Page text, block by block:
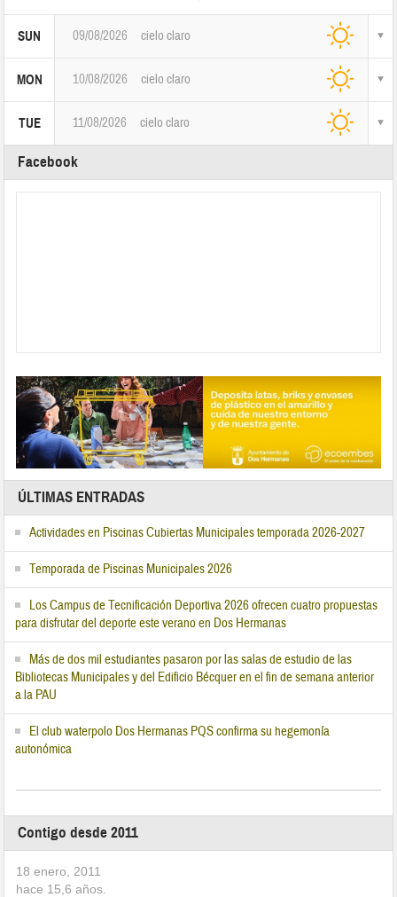
SUN 09/08/2026 cielo claro
MON 10/08/2026 cielo claro
TUE 11/08/2026 cielo claro
Facebook
ÚLTIMAS ENTRADAS
Actividades en Piscinas Cubiertas Municipales temporada 2026-2027
Temporada de Piscinas Municipales 2026
Los Campus de Tecnificación Deportiva 2026 ofrecen cuatro propuestas
para disfrutar del deporte este verano en Dos Hermanas
Más de dos mil estudiantes pasaron por las salas de estudio de las
Bibliotecas Municipales y del Edificio Bécquer en el fin de semana anterior
a la PAU
El club waterpolo Dos Hermanas PQS confirma su hegemonía
autonómica
Contigo desde 2011
18 enero, 2011
hace 15,6 años.